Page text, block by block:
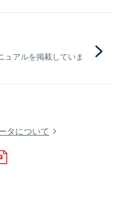
ュアルを掲載していま
タについて